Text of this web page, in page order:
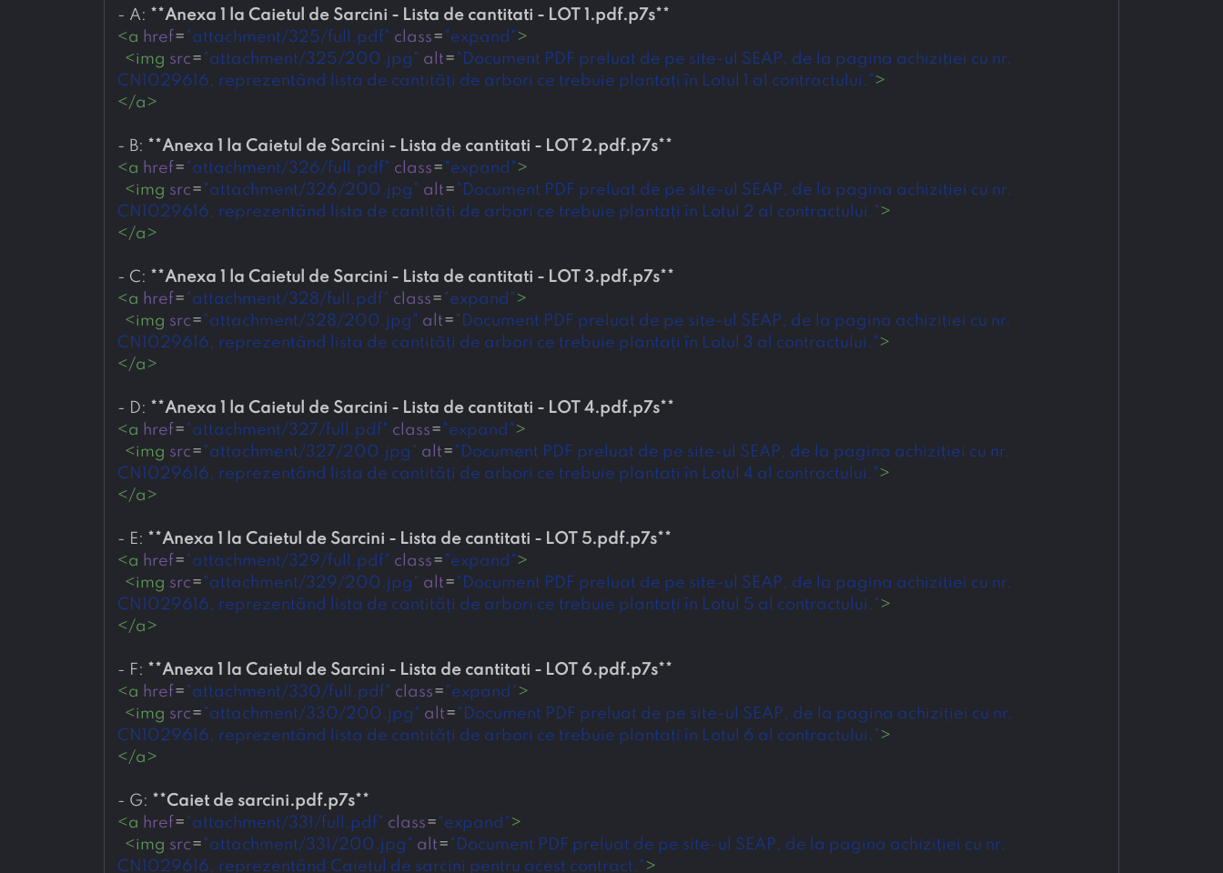
- A: **Anexa 1 la Caietul de Sarcini - Lista de cantitati - LOT 1.pdf.p7s**
<a href= "attachment/325/full.pdf" class= "expand">
<img src= "attachment/325/200.jpg" alt= "Document PDF preluat de pe site-ul SEAP, de la pagina achiziției cu nr.
CN1029616, reprezentând lista de cantități de arbori ce trebuie plantați în Lotul 1 al contractului.">
</a>
- B: **Anexa 1 la Caietul de Sarcini - Lista de cantitati - LOT 2.pdf.p7s**
<a href= "attachment/326/full.pdf" class= "expand">
<img src= "attachment/326/200.jpg" alt= "Document PDF preluat de pe site-ul SEAP, de la pagina achiziției cu nr.
CN1029616, reprezentând lista de cantități de arbori ce trebuie plantați în Lotul 2 al contractului.">
</a>
- C: **Anexa 1 la Caietul de Sarcini - Lista de cantitati - LOT 3.pdf.p7s**
<a href= "attachment/328/full.pdf" class= "expand">
<img src= "attachment/328/200.jpg" alt= "Document PDF preluat de pe site-ul SEAP, de la pagina achiziției cu nr.
CN1029616, reprezentând lista de cantități de arbori ce trebuie plantați în Lotul 3 al contractului.">
</a>
- D: **Anexa 1 la Caietul de Sarcini - Lista de cantitati - LOT 4.pdf.p7s**
<a href= "attachment/327/full.pdf" class= "expand">
<img src= "attachment/327/200.jpg" alt= "Document PDF preluat de pe site-ul SEAP, de la pagina achiziției cu nr.
CN1029616, reprezentând lista de cantități de arbori ce trebuie plantați în Lotul 4 al contractului.">
</a>
- E: **Anexa 1 la Caietul de Sarcini - Lista de cantitati - LOT 5.pdf.p7s**
<a href= "attachment/329/full.pdf" class= "expand">
<img src= "attachment/329/200.jpg" alt= "Document PDF preluat de pe site-ul SEAP, de la pagina achiziției cu nr.
CN1029616, reprezentând lista de cantități de arbori ce trebuie plantați în Lotul 5 al contractului.">
</a>
- F: **Anexa 1 la Caietul de Sarcini - Lista de cantitati - LOT 6.pdf.p7s**
<a href= "attachment/330/full.pdf" class= "expand">
<img src= "attachment/330/200.jpg" alt= "Document PDF preluat de pe site-ul SEAP, de la pagina achiziției cu nr.
CN1029616, reprezentând lista de cantități de arbori ce trebuie plantați în Lotul 6 al contractului.">
</a>
- G: **Caiet de sarcini.pdf.p7s**
<a href= "attachment/331/full.pdf" class= "expand">
<img src= "attachment/331/200.jpg" alt= "Document PDF preluat de pe site-ul SEAP, de la pagina achiziției cu nr.
CN1029616, reprezentând Caietul de sarcini pentru acest contract.">